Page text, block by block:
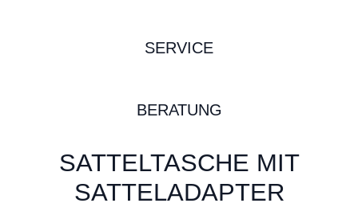
SERVICE
BERATUNG
SATTELTASCHE MIT
SATTELADAPTER